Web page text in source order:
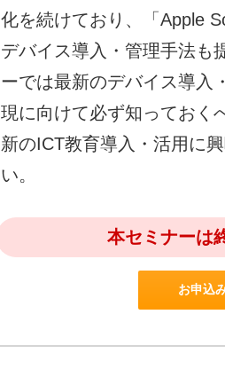
化を続けており、「Apple
デバイス導入・管理手法も
ーでは最新のデバイス導入
現に向けて必ず知っておく
新のICT教育導入・活用に
い。
本セミナーは
お申込